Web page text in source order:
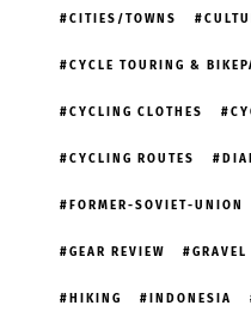
CITIES/TOWNS
CYCLE TOURING &
CYCLING CLOTHES
CYCLING ROUTES
FORMER-SOVIET-UNION
GEAR REVIEW GRAVEL
HIKING INDONESIA